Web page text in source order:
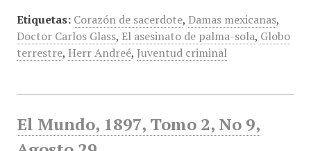
Etiquetas: Corazón de sacerdote, Damas mexicanas,
Doctor Carlos Glass, El asesinato de palma-sola, Globo
terrestre, Herr Andreé, Juventud criminal
El Mundo, 1897, Tomo 2, No 9,